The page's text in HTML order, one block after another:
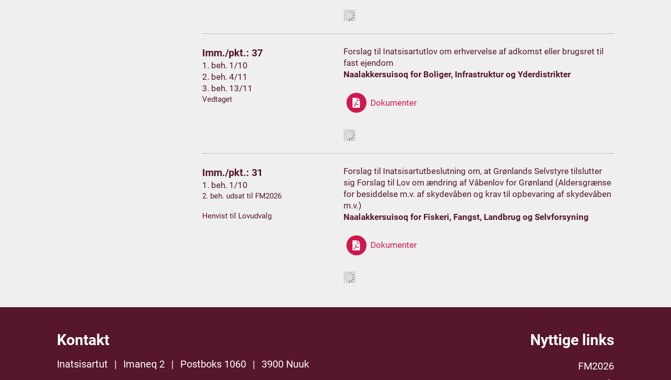
Imm./pkt.: 37
1. beh. 1/10
2. beh. 4/11
3. beh. 13/11
Vedtaget
Forslag til Inatsisartutlov om erhvervelse af adkomst eller brugsret til
fast ejendom
Naalakkersuisoq for Boliger, Infrastruktur og Yderdistrikter
Dokumenter
Imm./pkt.: 31
1. beh. 1/10
2. beh. udsat til FM2026
Henvist til Lovudvalg
Forslag til Inatsisartutbeslutning om, at Grønlands Selvstyre tilslutter
sig Forslag til Lov om ændring af Våbenlov for Grønland (Aldersgrænse
for besiddelse m.v. af skydevåben og krav til opbevaring af skydevåben
m.v.)
Naalakkersuisoq for Fiskeri, Fangst, Landbrug og Selvforsyning
Dokumenter
Kontakt
Inatsisartut | Imaneq 2 | Postboks 1060 | 3900 Nuuk
Nyttige links
FM2026